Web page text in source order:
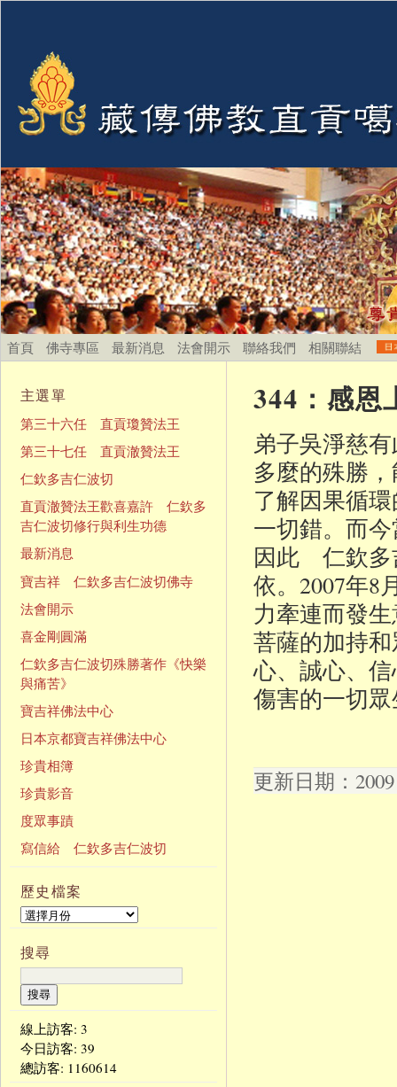
首頁 佛寺專區 最新消息 法會開示 聯絡我們 相關聯結
344：感
弟子吳淨慈
多麼的殊勝
了解因果循
一切錯。而
因此 仁欽多
依。2007年
力牽連而發
菩薩的加持
心、誠心、
傷害的一切
更新日期：
主選單
第三十六任 直貢瓊贊法王
第三十七任 直貢澈贊法王
仁欽多吉仁波切
直貢澈贊法王歡喜嘉許 仁欽多
吉仁波切修行與利生功德
最新消息
寶吉祥 仁欽多吉仁波切佛寺
法會開示
喜金剛圓滿
仁欽多吉仁波切殊勝著作《快樂
與痛苦》
寶吉祥佛法中心
日本京都寶吉祥佛法中心
珍貴相簿
珍貴影音
度眾事蹟
寫信給 仁欽多吉仁波切
歷史檔案
搜尋
線上訪客: 3
今日訪客: 39
總訪客: 1160614